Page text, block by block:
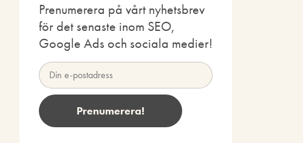
Prenumerera på vårt nyhetsbrev
för det senaste inom SEO,
Google Ads och sociala medier!